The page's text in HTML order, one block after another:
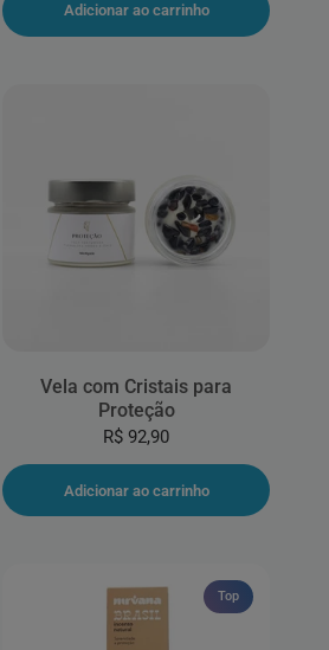
Adicionar ao carrinho
Vela com Cristais para
Proteção
R$ 92,90
Adicionar ao carrinho
Top